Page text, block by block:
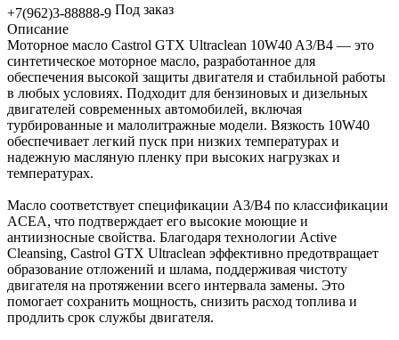
+7(962)3-88888-9 Под заказ
Описание
Моторное масло Castrol GTX Ultraclean 10W40 A3/B4 — это
синтетическое моторное масло, разработанное для
обеспечения высокой защиты двигателя и стабильной работы
в любых условиях. Подходит для бензиновых и дизельных
двигателей современных автомобилей, включая
турбированные и малолитражные модели. Вязкость 10W40
обеспечивает легкий пуск при низких температурах и
надежную масляную пленку при высоких нагрузках и
температурах.
Масло соответствует спецификации A3/B4 по классификации
ACEA, что подтверждает его высокие моющие и
антиизносные свойства. Благодаря технологии Active
Cleansing, Castrol GTX Ultraclean эффективно предотвращает
образование отложений и шлама, поддерживая чистоту
двигателя на протяжении всего интервала замены. Это
помогает сохранить мощность, снизить расход топлива и
продлить срок службы двигателя.